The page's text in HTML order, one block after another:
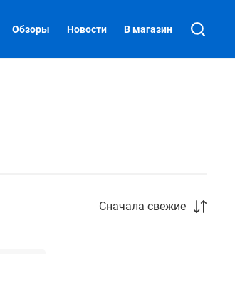
Обзоры Новости В магазин
Сначала свежие